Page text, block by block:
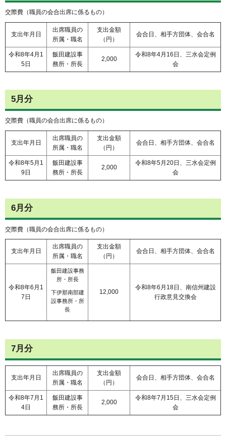
交際費（職員の会合出席に係るもの）
支出年月日
出席職員の
所属・職名
支出金額
（円）
会合日、相手方団体、会合名
令和8年4月1
5日
飯田建設事
務所・所長
2,000
令和8年4月16日、三水会定例
会
5月分
交際費（職員の会合出席に係るもの）
支出年月日
出席職員の
所属・職名
支出金額
（円）
会合日、相手方団体、会合名
令和8年5月1
9日
飯田建設事
務所・所長
2,000
令和8年5月20日、三水会定例
会
6月分
交際費（職員の会合出席に係るもの）
支出年月日
出席職員の
所属・職名
支出金額
（円）
会合日、相手方団体、会合名
令和8年6月1
7日
飯田建設事務
所・所長
下伊那南部建
設事務所・所
長
12,000
令和8年6月18日、南信州建設
行政意見交換会
7月分
支出年月日
出席職員の
所属・職名
支出金額
（円）
会合日、相手方団体、会合名
令和8年7月1
4日
飯田建設事
務所・所長
2,000
令和8年7月15日、三水会定例
会